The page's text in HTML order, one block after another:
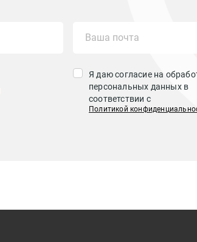
Я даю согласие на
персональных данных в
соответствии с
Политикой